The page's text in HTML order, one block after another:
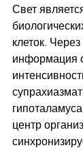
Свет
клеток. Через
информация
центр